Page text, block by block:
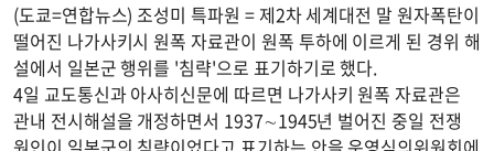
(도쿄=연합뉴스) 조성미 특파원 = 제2차 세계대전 말 원자폭탄이
떨어진 나가사키시 원폭 자료관이 원폭 투하에 이르게 된 경위 해
설에서 일본군 행위를 '침략'으로 표기하기로 했다.
4일 교도통신과 아사히신문에 따르면 나가사키 원폭 자료관은
관내 전시해설을 개정하면서 1937∼1945년 벌어진 중일 전쟁